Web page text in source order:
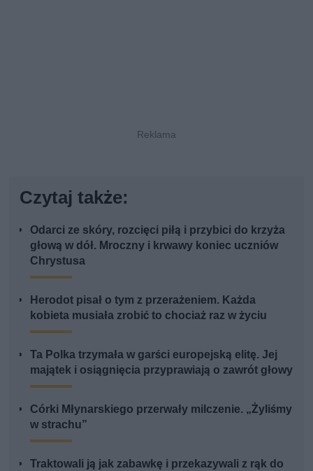
Czytaj także:
Odarci ze skóry, rozcięci piłą i przybici do krzyża
głową w dół. Mroczny i krwawy koniec uczniów
Chrystusa
Herodot pisał o tym z przerażeniem. Każda
kobieta musiała zrobić to chociaż raz w życiu
Ta Polka trzymała w garści europejską elitę. Jej
majątek i osiągnięcia przyprawiają o zawrót głowy
Córki Młynarskiego przerwały milczenie. „Żyliśmy
w strachu”
Traktowali ją jak zabawkę i przekazywali z rąk do